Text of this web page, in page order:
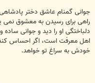
جوانی گمنام عاشق دختر پادشاهی
راهی برای رسیدن به معشوق نمی
دلباختگی او را دید و جوانی
اهل معرفت است، اگر احساس کند
خودش به سراغ تو خواهد.